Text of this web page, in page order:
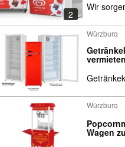
2
Wir
Würzburg
Würzburg
Wagen